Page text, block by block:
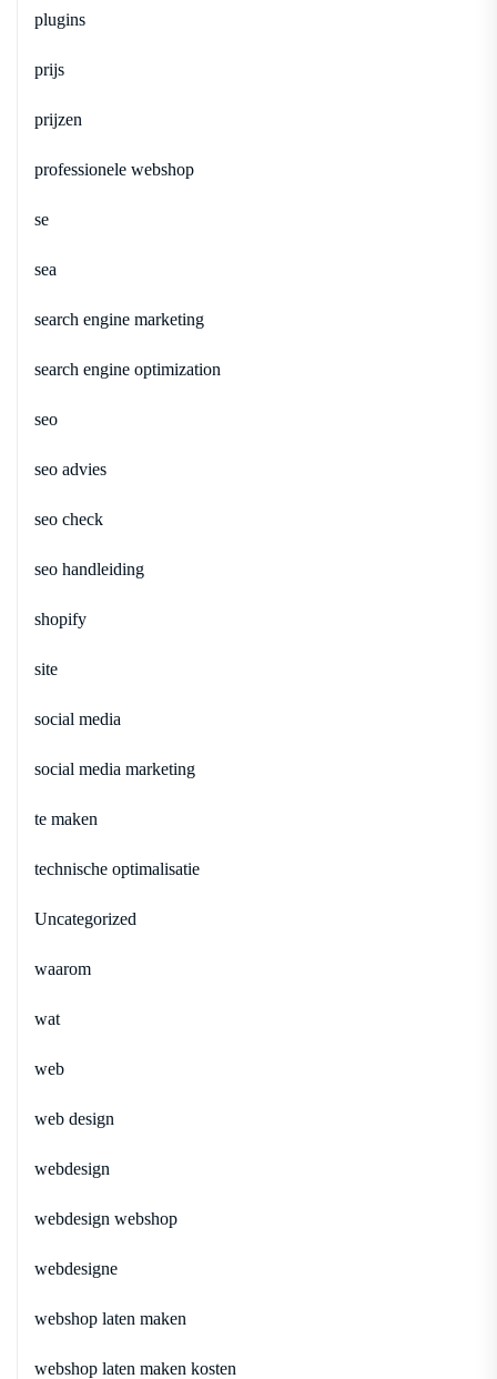
plugins
prijs
prijzen
professionele webshop
se
sea
search engine marketing
search engine optimization
seo
seo advies
seo check
seo handleiding
shopify
site
social media
social media marketing
te maken
technische optimalisatie
Uncategorized
waarom
wat
web
web design
webdesign
webdesign webshop
webdesigne
webshop laten maken
webshop laten maken kosten